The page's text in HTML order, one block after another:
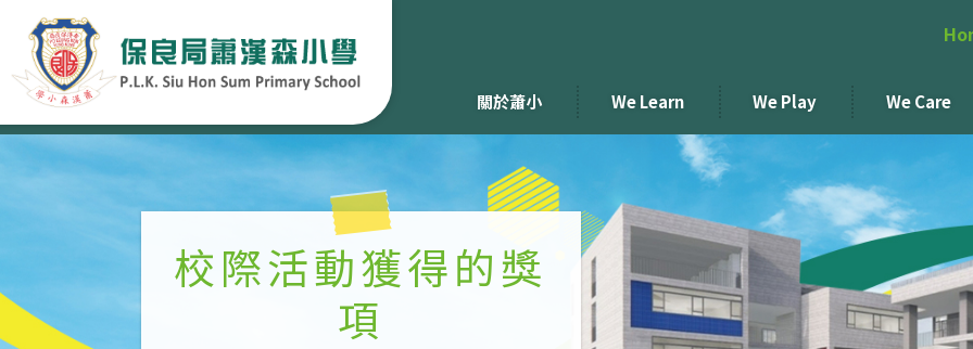
關於蕭小 We Learn We Play We Care
校際活動獲得的獎
項